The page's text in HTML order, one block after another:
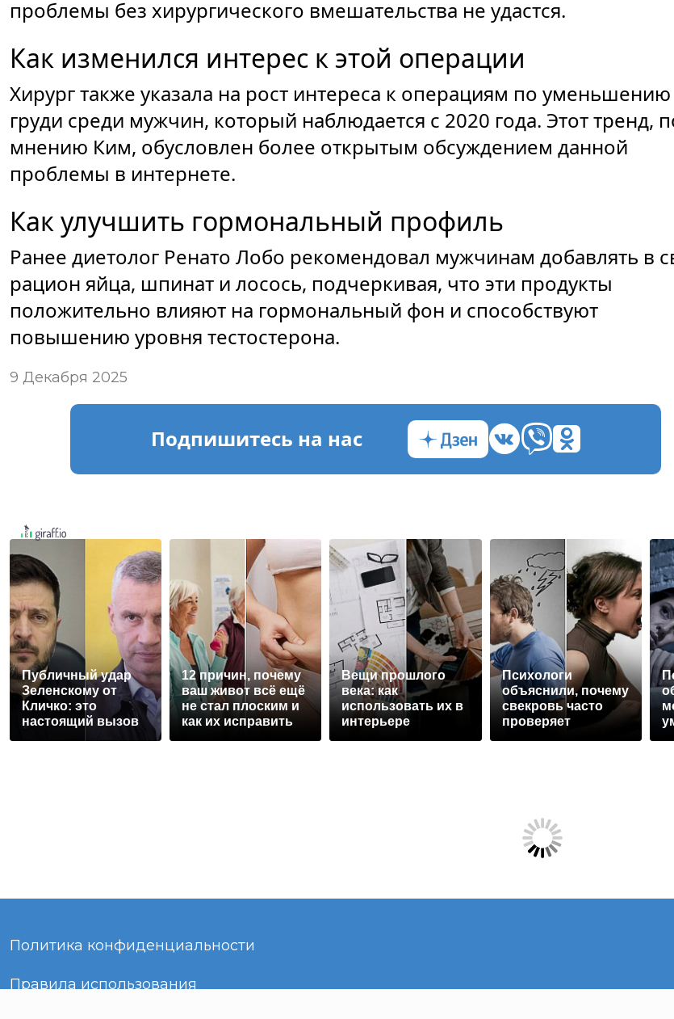
проблемы без хирургического вмешательства не удастся.
Как изменился интерес к этой операции
Хирург также указала на рост интереса к операциям по уменьшению
груди среди мужчин, который наблюдается с 2020 года. Этот тренд,
мнению Ким, обусловлен более открытым обсуждением данной
проблемы в интернете.
Как улучшить гормональный профиль
Ранее диетолог Ренато Лобо рекомендовал мужчинам добавлять в
рацион яйца, шпинат и лосось, подчеркивая, что эти продукты
положительно влияют на гормональный фон и способствуют
повышению уровня тестостерона.
9 Декабря 2025
Подпишитесь на нас
Публичный удар
Зеленскому от
Кличко: это
настоящий вызов
12 причин, почему
ваш живот всё ещё
не стал плоским и
как их исправить
Вещи прошлого
века: как
использовать их в
интерьере
Психологи
объяснили, почему
свекровь часто
проверяет
Политика конфиденциальности
Правила использования